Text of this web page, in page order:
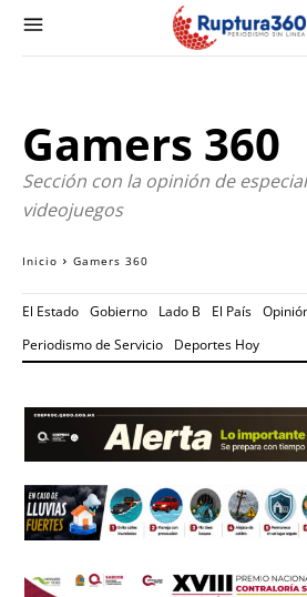
Gamers 360
Sección con la opinión de
videojuegos
Inicio Gamers 360
El Estado Gobierno Lado B El País
Periodismo de Servicio
Deportes Hoy